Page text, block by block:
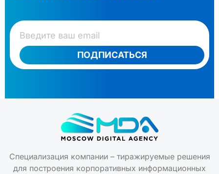
ПОДПИСАТЬСЯ
Специализация компании – тиражируемые решения
для построения корпоративных информационных